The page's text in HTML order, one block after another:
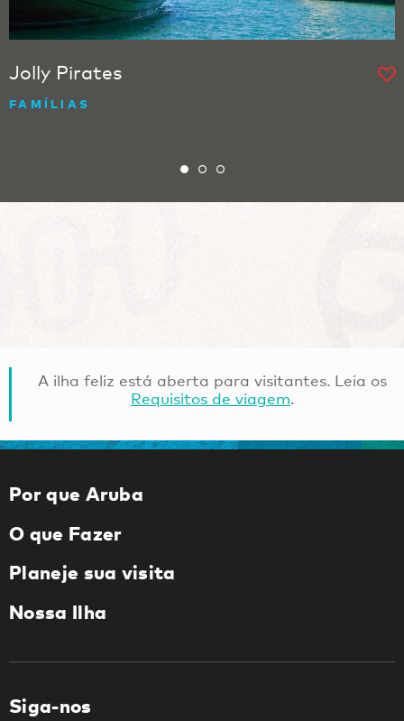
Jolly Pirates
FAMÍLIAS
A ilha feliz está aberta para visitantes. Leia os
Requisitos de viagem.
Por que Aruba
O que Fazer
Planeje sua visita
Nossa Ilha
Siga-nos